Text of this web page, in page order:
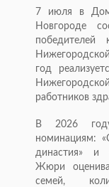
7 июля в
Новгороде
победителей
год
работников
В 2026
номинациям:
династия» и
Жюри
семей,